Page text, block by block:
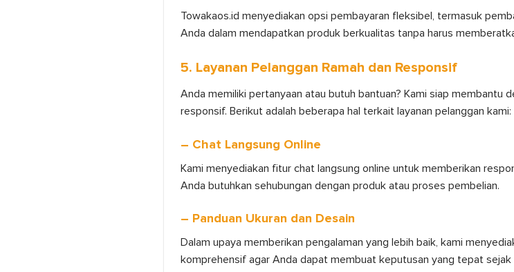
Towakaos.id menyediakan opsi pembayaran fleksibel, termasuk
Anda dalam mendapatkan produk berkualitas tanpa harus
5. Layanan Pelanggan Ramah dan Responsif
Anda memiliki pertanyaan atau butuh bantuan? Kami siap membantu
responsif. Berikut adalah beberapa hal terkait layanan pelanggan kami:
– Chat Langsung Online
Kami menyediakan fitur chat langsung online untuk memberikan
Anda butuhkan sehubungan dengan produk atau proses pembelian.
– Panduan Ukuran dan Desain
Dalam upaya memberikan pengalaman yang lebih baik, kami
komprehensif agar Anda dapat membuat keputusan yang tepat sejak